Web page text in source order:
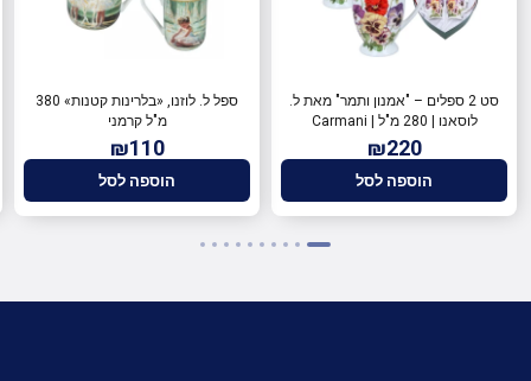
סט 2 ספלים – "אמנון ותמר" מאת ל.
לוסאנו | 280 מ"ל | Carmani
₪220
הוספה לסל
ספל ל. לוזנו, «בלרינות קטנות» 380
מ"ל קרמני
₪110
הוספה לסל